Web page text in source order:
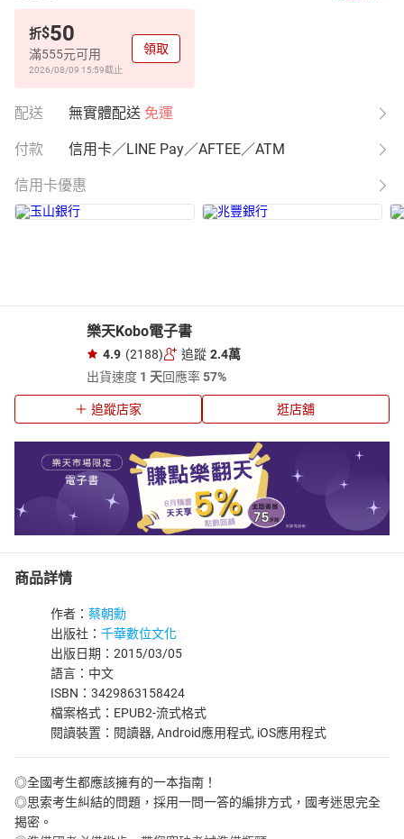
折$50
滿555元可用
2026/08/09 15:59截止
領取
配送 無實體配送 免運
付款 信用卡／LINE Pay／AFTEE／ATM
信用卡優惠
樂天Kobo電子書
4.9 (2188) 追蹤 2.4萬
出貨速度 1 天回應率57%
追蹤店家 逛店舖
商品詳情
作者： 蔡朝勳
出版社： 千華數位文化
出版日期：2015/03/05
語言：中文
ISBN：3429863158424
檔案格式：EPUB2-流式格式
閱讀裝置：閱讀器, Android應用程式, iOS應用程式
◎全國考生都應該擁有的一本指南！
◎思索考生糾結的問題，採用一問一答的編排方式，國考迷思完全
揭密。